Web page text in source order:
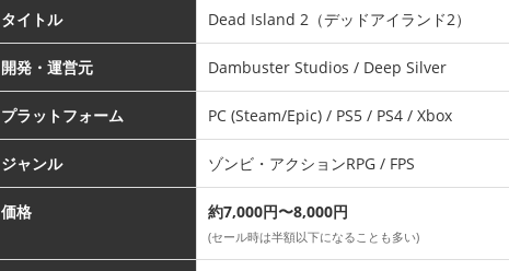
タイトル Dead Island 2（デッドアイランド2）
開発・運営元 Dambuster Studios / Deep Silver
プラットフォーム PC (Steam/Epic) / PS5 / PS4 / Xbox
ジャンル ゾンビ・アクションRPG / FPS
価格 約7,000円〜8,000円
(セール時は半額以下になることも多い)